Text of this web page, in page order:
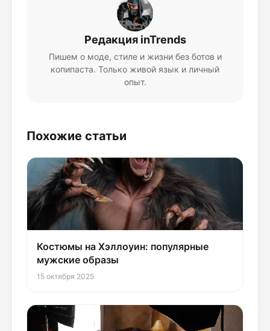
Редакция inTrends
Пишем о моде, стиле и жизни без ботов и
копипаста. Только живой язык и личный
опыт.
Похожие статьи
Костюмы на Хэллоуин: популярные
мужские образы
15 октября 2025